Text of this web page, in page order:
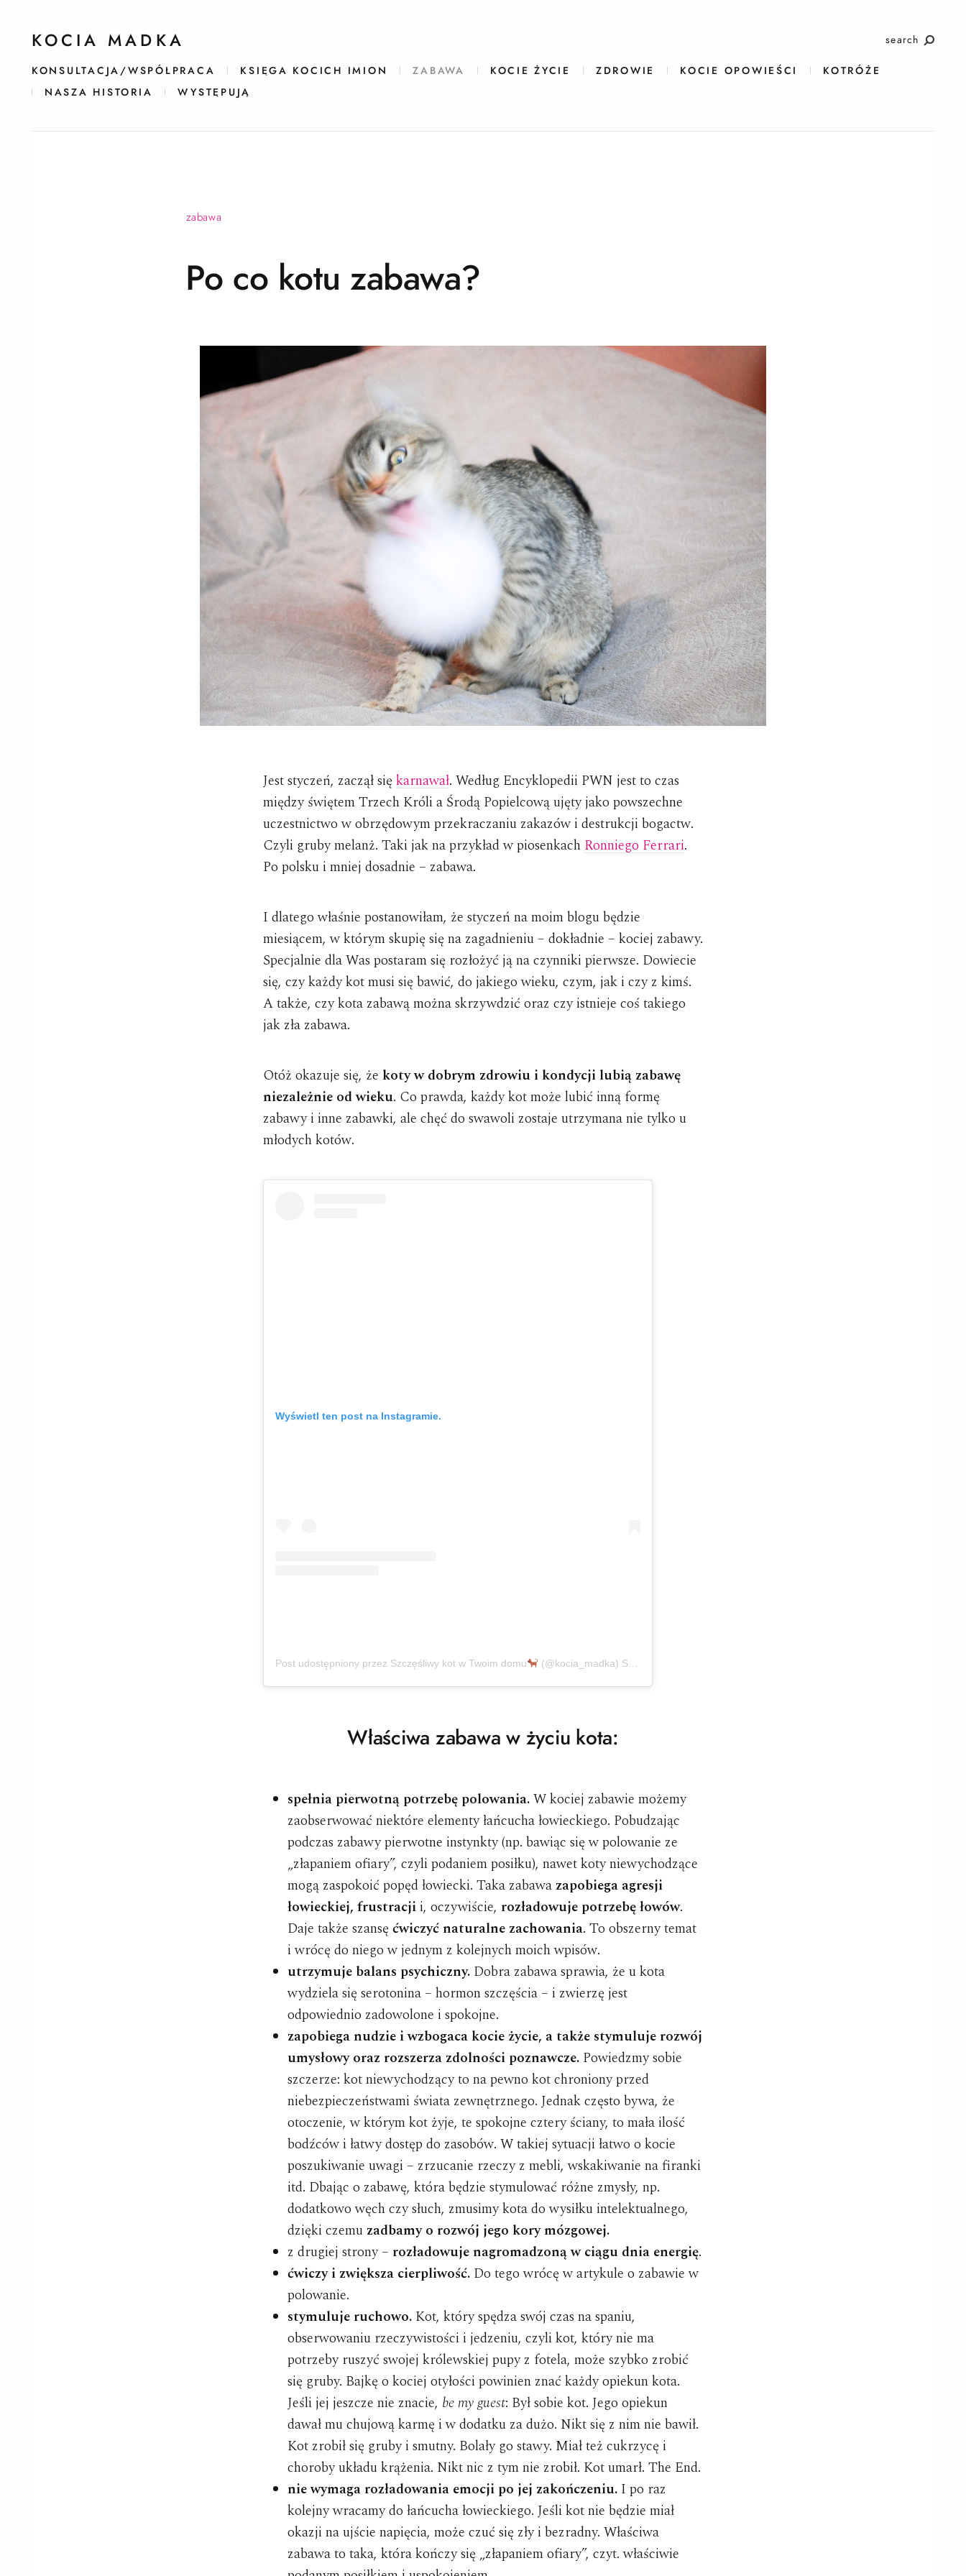
KOCIA MADKA
KONSULTACJA/WSPÓŁPRACA KSIĘGA KOCICH IMION ZABAWA KOCIE ŻYCIE ZDROWIE KOCIE OPOWIEŚCI
KOTRÓŻE
NASZA HISTORIA
WYSTĘPUJĄ
search
zabawa
Po co kotu zabawa?
Jest styczeń, zaczął się karnawał. Według Encyklopedii PWN jest to czas
między świętem Trzech Króli a Środą Popielcową ujęty jako powszechne
uczestnictwo w obrzędowym przekraczaniu zakazów i destrukcji bogactw.
Czyli gruby melanż. Taki jak na przykład w piosenkach Ronniego Ferrari.
Po polsku i mniej dosadnie – zabawa.
I dlatego właśnie postanowiłam, że styczeń na moim blogu będzie
miesiącem, w którym skupię się na zagadnieniu – dokładnie – kociej zabawy.
Specjalnie dla Was postaram się rozłożyć ją na czynniki pierwsze. Dowiecie
się, czy każdy kot musi się bawić, do jakiego wieku, czym, jak i czy z kimś.
A także, czy kota zabawą można skrzywdzić oraz czy istnieje coś takiego
jak zła zabawa.
Otóż okazuje się, że koty w dobrym zdrowiu i kondycji lubią zabawę
niezależnie od wieku. Co prawda, każdy kot może lubić inną formę
zabawy i inne zabawki, ale chęć do swawoli zostaje utrzymana nie tylko u
młodych kotów.
Wyświetl ten post na Instagramie.
Post udostępniony przez Szczęśliwy kot w Twoim domu (@kocia_madka) Sty 4, 2020 o 12:39 PST
Właściwa zabawa w życiu kota:
spełnia pierwotną potrzebę polowania.W kociej zabawie możemy
zaobserwować niektóre elementy łańcucha łowieckiego. Pobudzając
podczas zabawy pierwotne instynkty (np. bawiąc się w polowanie ze
„złapaniem ofiary”, czyli podaniem posiłku), nawet koty niewychodzące
mogą zaspokoić popęd łowiecki. Taka zabawa zapobiega agresji
łowieckiej, frustracji i, oczywiście, rozładowuje potrzebę łowów.
Daje także szansę ćwiczyć naturalne zachowania. To obszerny temat
i wrócę do niego w jednym z kolejnych moich wpisów.
utrzymuje balans psychiczny. Dobra zabawa sprawia, że u kota
wydziela się serotonina – hormon szczęścia – i zwierzę jest
odpowiednio zadowolone i spokojne.
zapobiega nudzie i wzbogaca kocie życie, a także stymuluje rozwój
umysłowy oraz rozszerza zdolności poznawcze. Powiedzmy sobie
szczerze: kot niewychodzący to na pewno kot chroniony przed
niebezpieczeństwami świata zewnętrznego. Jednak często bywa, że
otoczenie, w którym kot żyje, te spokojne cztery ściany, to mała ilość
bodźców i łatwy dostęp do zasobów. W takiej sytuacji łatwo o kocie
poszukiwanie uwagi – zrzucanie rzeczy z mebli, wskakiwanie na firanki
itd. Dbając o zabawę, która będzie stymulować różne zmysły, np.
dodatkowo węch czy słuch, zmusimy kota do wysiłku intelektualnego,
dzięki czemu zadbamy o rozwój jego kory mózgowej.
z drugiej strony – rozładowuje nagromadzoną w ciągu dnia energię.
ćwiczy i zwiększa cierpliwość. Do tego wrócę w artykule o zabawie w
polowanie.
stymuluje ruchowo. Kot, który spędza swój czas na spaniu,
obserwowaniu rzeczywistości i jedzeniu, czyli kot, który nie ma
potrzeby ruszyć swojej królewskiej pupy z fotela, może szybko zrobić
się gruby. Bajkę o kociej otyłości powinien znać każdy opiekun kota.
Jeśli jej jeszcze nie znacie, be my guest: Był sobie kot. Jego opiekun
dawał mu chujową karmę i w dodatku za dużo. Nikt się z nim nie bawił.
Kot zrobił się gruby i smutny. Bolały go stawy. Miał też cukrzycę i
choroby układu krążenia. Nikt nic z tym nie zrobił. Kot umarł. The End.
nie wymaga rozładowania emocji po jej zakończeniu. I po raz
kolejny wracamy do łańcucha łowieckiego. Jeśli kot nie będzie miał
okazji na ujście napięcia, może czuć się zły i bezradny. Właściwa
zabawa to taka, która kończy się „złapaniem ofiary”, czyt. właściwie